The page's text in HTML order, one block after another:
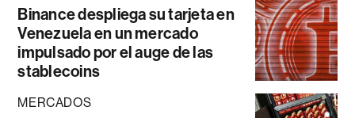
Binance despliega su tarjeta en
Venezuela en un mercado
impulsado por el auge de las
stablecoins
MERCADOS